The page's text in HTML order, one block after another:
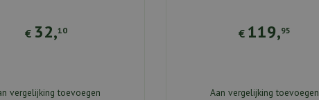
€ 32,10
vergelijking toevoegen
€ 119,95
Aan vergelijking toevoegen